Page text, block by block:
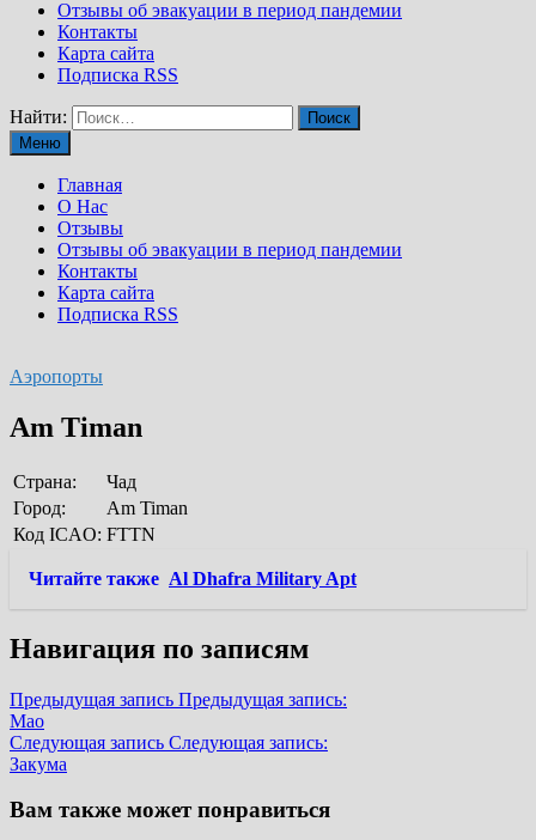
Отзывы об эвакуации в период пандемии
Контакты
Карта сайта
Подписка RSS
Найти:
Меню
Главная
О Нас
Отзывы
Отзывы об эвакуации в период пандемии
Контакты
Карта сайта
Подписка RSS
Аэропорты
Am Timan
Страна:
Чад
Город:
Am Timan
Код ICAO: FTTN
Читайте также Al Dhafra Military Apt
Навигация по записям
Предыдущая запись Предыдущая запись:
Мао
Следующая запись Следующая запись:
Закума
Вам также может понравиться